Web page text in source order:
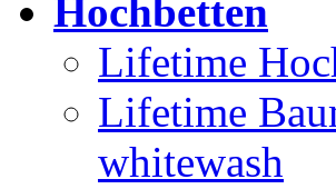
Hochbetten
Lifetime
Lifetime
whitewash